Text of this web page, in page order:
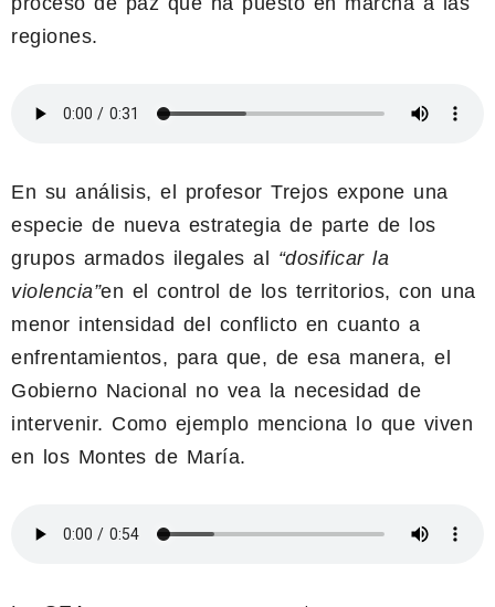
regiones.
En su análisis, el profesor Trejos expone una
especie de nueva estrategia de parte de los
grupos armados ilegales al “dosificar la
violencia”en el control de los territorios, con una
menor intensidad del conflicto en cuanto a
enfrentamientos, para que, de esa manera, el
Gobierno Nacional no vea la necesidad de
intervenir. Como ejemplo menciona lo que viven
en los Montes de María.